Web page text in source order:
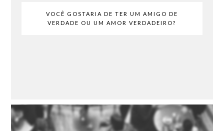
VOCÊ GOSTARIA DE TER UM AMIGO DE
VERDADE OU UM AMOR VERDADEIRO?